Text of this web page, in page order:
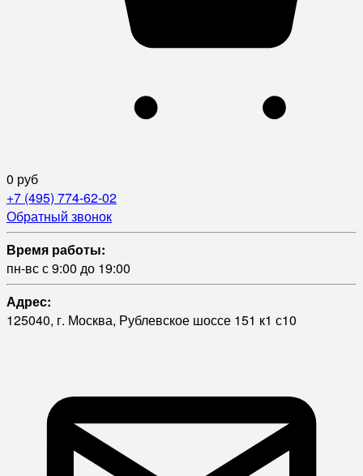
0 руб
+7 (495) 774-62-02
Обратный звонок
Время работы:
пн-вс с 9:00 до 19:00
Адрес:
125040, г. Москва, Рублевское шоссе 151 к1 с10